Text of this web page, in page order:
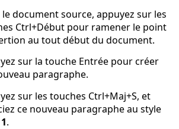
le document source, appuyez sur les
Ctrl+Début pour ramener le point
au tout début du document.
sur la touche Entrée pour créer
paragraphe.
sur les touches Ctrl+Maj+S, et
ce nouveau paragraphe au style
.